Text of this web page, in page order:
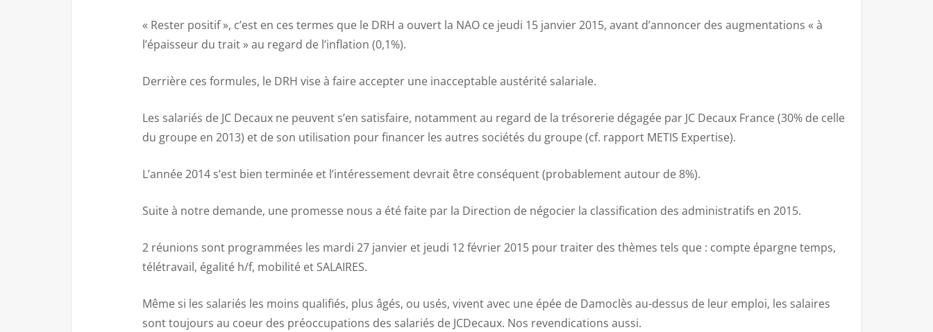
« Rester positif », c’est en ces termes que le DRH a ouvert la NAO ce jeudi 15 janvier 2015, avant d’annoncer des augmentations « à
l’épaisseur du trait » au regard de l’inflation (0,1%).
Derrière ces formules, le DRH vise à faire accepter une inacceptable austérité salariale.
Les salariés de JC Decaux ne peuvent s’en satisfaire, notamment au regard de la trésorerie dégagée par JC Decaux France (30% de celle
du groupe en 2013) et de son utilisation pour financer les autres sociétés du groupe (cf. rapport METIS Expertise).
L’année 2014 s’est bien terminée et l’intéressement devrait être conséquent (probablement autour de 8%).
Suite à notre demande, une promesse nous a été faite par la Direction de négocier la classification des administratifs en 2015.
2 réunions sont programmées les mardi 27 janvier et jeudi 12 février 2015 pour traiter des thèmes tels que : compte épargne temps,
télétravail, égalité h/f, mobilité et SALAIRES.
Même si les salariés les moins qualifiés, plus âgés, ou usés, vivent avec une épée de Damoclès au-dessus de leur emploi, les salaires
sont toujours au coeur des préoccupations des salariés de JCDecaux. Nos revendications aussi.